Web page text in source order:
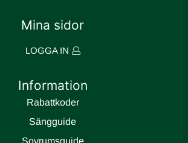
Mina sidor
LOGGA IN
Information
Rabattkoder
Sängguide